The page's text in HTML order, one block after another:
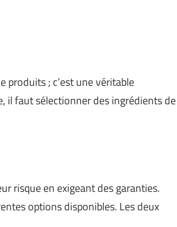
produits ; c’est une véritable
il faut sélectionner des ingrédients de
risque en exigeant des garanties.
options disponibles. Les deux